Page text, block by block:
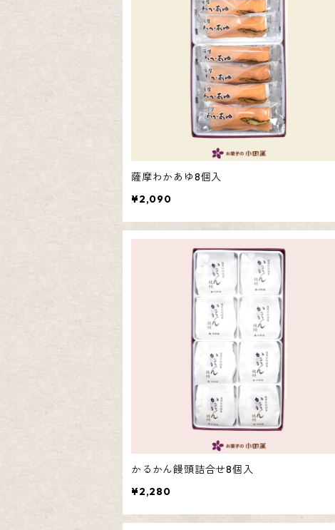
薩摩わかあゆ・そらっち詰合せ
薩摩わかあゆ・メレンゲ饅頭詰合せ
薩摩わかあゆ・かるかん饅頭
かるかん饅頭・そらっち詰合せ
かるかん饅頭・餡なしかるかん詰合せ
かるかん饅頭・メレンゲ饅頭詰合せ
薩摩わかあゆ8個入
¥2,090
かるかん饅頭詰合せ8個入
¥2,280